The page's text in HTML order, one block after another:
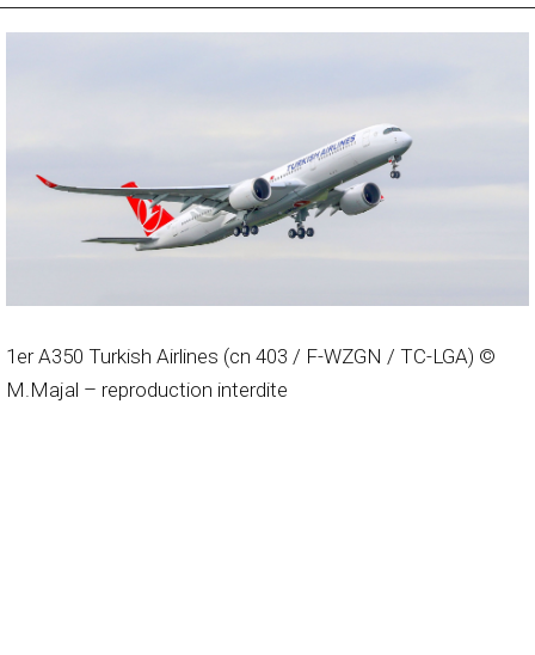
1er A350 Turkish Airlines (cn 403 / F-WZGN / TC-LGA) ©
M.Majal – reproduction interdite